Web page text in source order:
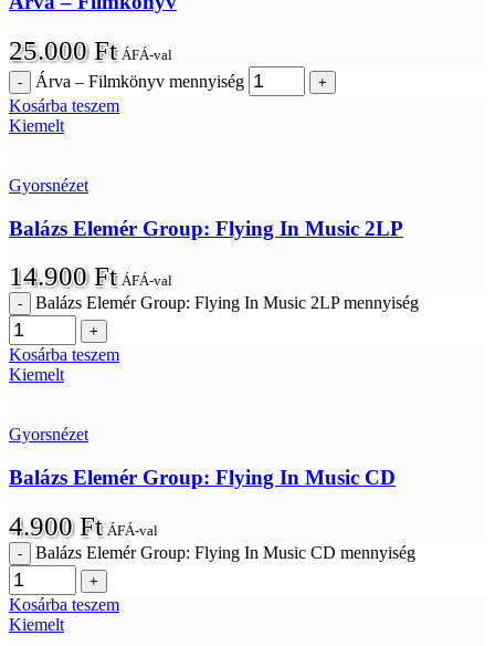
25.000Ft ÁFÁ-val
Árva – Filmkönyv mennyiség
Kosárba teszem
Kiemelt
Gyorsnézet
Balázs Elemér Group: Flying In Music 2LP
14.900Ft ÁFÁ-val
Balázs Elemér Group: Flying In Music 2LP mennyiség
Kosárba teszem
Kiemelt
Gyorsnézet
Balázs Elemér Group: Flying In Music CD
4.900Ft ÁFÁ-val
Balázs Elemér Group: Flying In Music CD mennyiség
Kosárba teszem
Kiemelt